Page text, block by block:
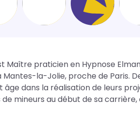
Maître praticien en Hypnose
Mantes-la-Jolie, proche de Paris.
âge dans la réalisation de leurs
mineurs au début de sa carrière,